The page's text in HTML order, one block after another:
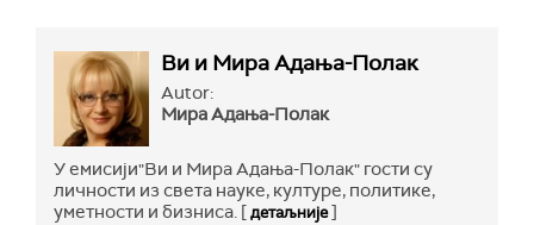
Ви и Мира Адања-Полак
Autor:
Мира Адања-Полак
У емисији"Ви и Мира Адања-Полак" гости су
личности из света науке, културе, политике,
уметности и бизниса. [детаљније]